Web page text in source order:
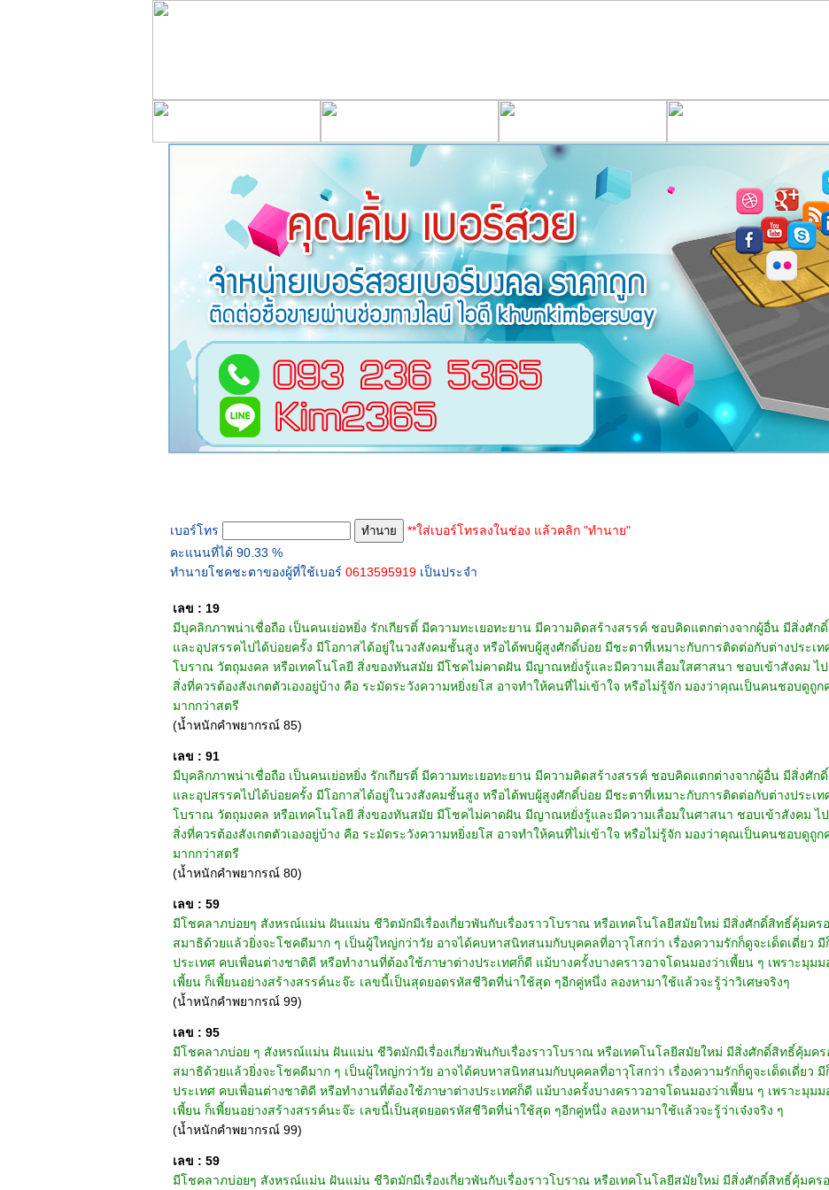
เบอร์โทร
**ใส่เบอร์โทรลงในช่อง แล้วคลิก "ทำนาย"
คะแนนที่ได้ 90.33 %
ทำนายโชคชะตาของผู้ที่ใช้เบอร์ 0613595919 เป็นประจำ
เลข : 19
มีบุคลิกภาพน่าเชื่อถือ เป็นคนเย่อหยิ่ง รักเกียรติ์ มีความทะเยอทะยาน มีความคิดสร้างสรรค์ ชอบคิดแตกต่างจากผู้อื่น มีสิ่งศั
และอุปสรรคไปได้บ่อยครั้ง มีโอกาสได้อยู่ในวงสังคมชั้นสูง หรือได้พบผู้สูงศักดิ์บ่อย มีชะตาที่เหมาะกับการติดต่อกับต่างประเท
โบราณ วัตถุมงคล หรือเทคโนโลยี สิ่งของทันสมัย มีโชคไม่คาดฝัน มีญาณหยั่งรู้และมีความเลื่อมใสศาสนา ชอบเข้าสังคม ไป
สิ่งที่ควรต้องสังเกตตัวเองอยู่บ้าง คือ ระมัดระวังความหยิ่งยโส อาจทำให้คนที่ไม่เข้าใจ หรือไม่รู้จัก มองว่าคุณเป็นคนชอบดูถู
มากกว่าสตรี
(น้ำหนักคำพยากรณ์ 85)
เลข : 91
มีบุคลิกภาพน่าเชื่อถือ เป็นคนเย่อหยิ่ง รักเกียรติ์ มีความทะเยอทะยาน มีความคิดสร้างสรรค์ ชอบคิดแตกต่างจากผู้อื่น มีสิ่งศั
และอุปสรรคไปได้บ่อยครั้ง มีโอกาสได้อยู่ในวงสังคมชั้นสูง หรือได้พบผู้สูงศักดิ์บ่อย มีชะตาที่เหมาะกับการติดต่อกับต่างประเท
โบราณ วัตถุมงคล หรือเทคโนโลยี สิ่งของทันสมัย มีโชคไม่คาดฝัน มีญาณหยั่งรู้และมีความเลื่อมในศาสนา ชอบเข้าสังคม ไป
สิ่งที่ควรต้องสังเกตตัวเองอยู่บ้าง คือ ระมัดระวังความหยิ่งยโส อาจทำให้คนที่ไม่เข้าใจ หรือไม่รู้จัก มองว่าคุณเป็นคนชอบดูถู
มากกว่าสตรี
(น้ำหนักคำพยากรณ์ 80)
เลข : 59
มีโชคลาภบ่อยๆ สังหรณ์แม่น ฝันแม่น ชีวิตมักมีเรื่องเกี่ยวพันกับเรื่องราวโบราณ หรือเทคโนโลยีสมัยใหม่ มีสิ่งศักดิ์สิทธิ์คุ้มค
สมาธิด้วยแล้วยิ่งจะโชคดีมาก ๆ เป็นผู้ใหญ่กว่าวัย อาจได้คบหาสนิทสนมกับบุคคลที่อาวุโสกว่า เรื่องความรักก็ดูจะเด็ดเดี่ยว มี
ประเทศ คบเพื่อนต่างชาติดี หรือทำงานที่ต้องใช้ภาษาต่างประเทศก็ดี แม้บางครั้งบางคราวอาจโดนมองว่าเพี้ยน ๆ เพราะมุม
เพี้ยน ก็เพี้ยนอย่างสร้างสรรค์นะจ๊ะ เลขนี้เป็นสุดยอดรหัสชีวิตที่น่าใช้สุด ๆอีกคู่หนึ่ง ลองหามาใช้แล้วจะรู้ว่าวิเศษจริงๆ
(น้ำหนักคำพยากรณ์ 99)
เลข : 95
มีโชคลาภบ่อย ๆ สังหรณ์แม่น ฝันแม่น ชีวิตมักมีเรื่องเกี่ยวพันกับเรื่องราวโบราณ หรือเทคโนโลยีสมัยใหม่ มีสิ่งศักดิ์สิทธิ์คุ้มค
สมาธิด้วยแล้วยิ่งจะโชคดีมาก ๆ เป็นผู้ใหญ่กว่าวัย อาจได้คบหาสนิทสนมกับบุคคลที่อาวุโสกว่า เรื่องความรักก็ดูจะเด็ดเดี่ยว มี
ประเทศ คบเพื่อนต่างชาติดี หรือทำงานที่ต้องใช้ภาษาต่างประเทศก็ดี แม้บางครั้งบางคราวอาจโดนมองว่าเพี้ยน ๆ เพราะมุม
เพี้ยน ก็เพี้ยนอย่างสร้างสรรค์นะจ๊ะ เลขนี้เป็นสุดยอดรหัสชีวิตที่น่าใช้สุด ๆอีกคู่หนึ่ง ลองหามาใช้แล้วจะรู้ว่าเจ๋งจริง ๆ
(น้ำหนักคำพยากรณ์ 99)
เลข : 59
มีโชคลาภบ่อยๆ สังหรณ์แม่น ฝันแม่น ชีวิตมักมีเรื่องเกี่ยวพันกับเรื่องราวโบราณ หรือเทคโนโลยีสมัยใหม่ มีสิ่งศักดิ์สิทธิ์คุ้มค